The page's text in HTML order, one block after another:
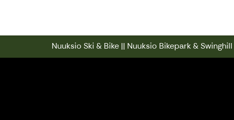
Nuuksio Ski & Bike || Nuuksio Bikepark & Swinghill